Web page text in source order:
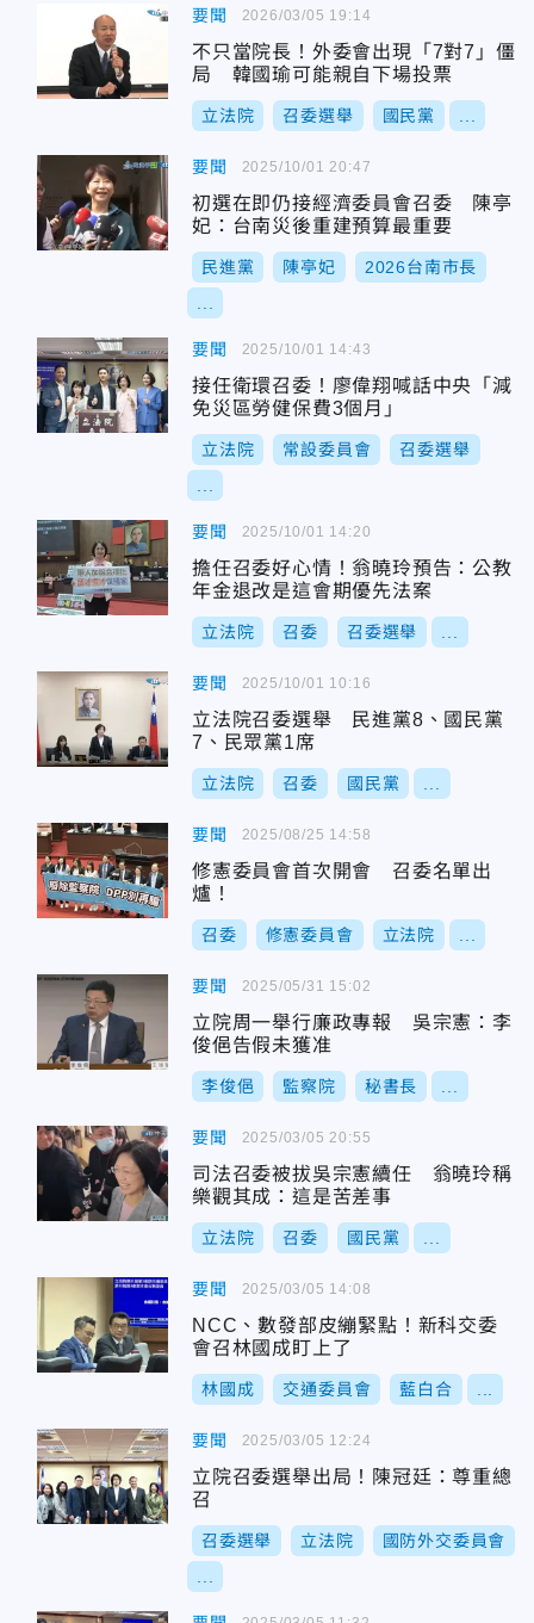
要聞
不只當院長！外委會出現「7對7」僵
局 韓國瑜可能親自下場投票
立法院 召委選舉 國民黨
2026/03/05 19:14
要聞
初選在即仍接經濟委員會召委 陳亭
妃：台南災後重建預算最重要
民進黨 陳亭妃 2026台南市長
2025/10/01 20:47
要聞
接任衛環召委！廖偉翔喊話中央「減
免災區勞健保費3個月」
立法院 常設委員會 召委選舉
2025/10/01 14:43
要聞
擔任召委好心情！翁曉玲預告：公教
年金退改是這會期優先法案
立法院 召委 召委選舉
2025/10/01 14:20
要聞
立法院召委選舉 民進黨8、國民黨
7、民眾黨1席
立法院 召委 國民黨
2025/10/01 10:16
要聞
修憲委員會首次開會 召委名單出
爐！
召委 修憲委員會 立法院
2025/08/25 14:58
要聞
立院周一舉行廉政專報 吳宗憲：李
俊俋告假未獲准
李俊俋 監察院 秘書長
2025/05/31 15:02
要聞
司法召委被拔吳宗憲續任 翁曉玲稱
樂觀其成：這是苦差事
立法院 召委 國民黨
2025/03/05 20:55
要聞
NCC、數發部皮繃緊點！新科交委
會召林國成盯上了
林國成 交通委員會 藍白合
2025/03/05 14:08
要聞
立院召委選舉出局！陳冠廷：尊重總
召
召委選舉 立法院 國防外交委員會
2025/03/05 12:24